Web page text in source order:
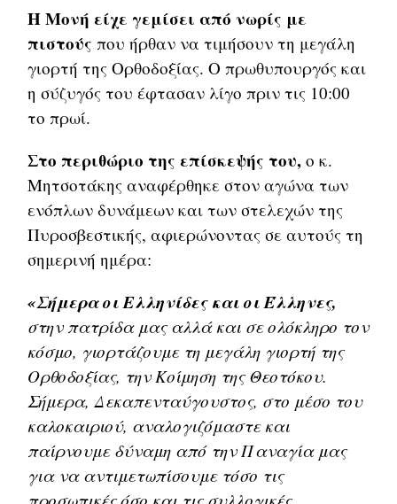
Η Μονή είχε γεμίσει από νωρίς με
πιστούς που ήρθαν να τιμήσουν τη μεγάλη
γιορτή της Ορθοδοξίας. Ο πρωθυπουργός και
η σύζυγός του έφτασαν λίγο πριν τις 10:00
το πρωί.
Στο περιθώριο της επίσκεψής του, ο κ.
Μητσοτάκης αναφέρθηκε στον αγώνα των
ενόπλων δυνάμεων και των στελεχών της
Πυροσβεστικής, αφιερώνοντας σε αυτούς τη
σημερινή ημέρα:
«Σήμερα οι Ελληνίδες και οι Έλληνες,
στην πατρίδα μας αλλά και σε ολόκληρο τον
κόσμο, γιορτάζουμε τη μεγάλη γιορτή της
Ορθοδοξίας, την Κοίμηση της Θεοτόκου.
Σήμερα, Δεκαπενταύγουστος, στο μέσο του
καλοκαιριού, αναλογιζόμαστε και
παίρνουμε δύναμη από την Παναγία μας
για να αντιμετωπίσουμε τόσο τις